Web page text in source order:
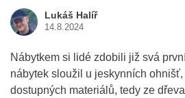
Lukáš Halíř
14.8.2024
Nábytkem si lidé zdobili již svá
nábytek sloužil u jeskynních
dostupných materiálů, tedy ze